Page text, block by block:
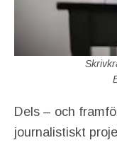
Dels – och
journalistiskt